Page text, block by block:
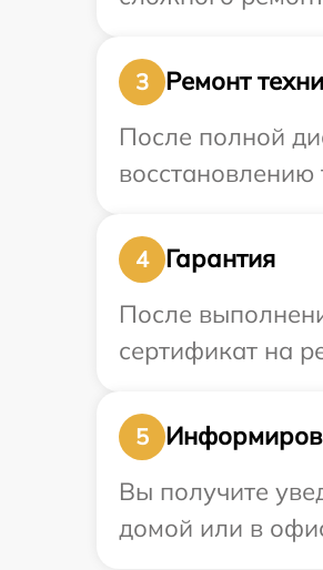
3
Ремонт
После полной
восстановлению
4
Гарантия
После
сертификат на
5
Вы получите
домой или в